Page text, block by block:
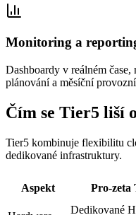
Monitoring a
Dashboardy v reálném
plánování a měsíční
Čím se Tier5 liší
Tier5 kombinuje flexibilitu
dedikované infrastruktury.
Aspekt Pro-zeta
Dedikované